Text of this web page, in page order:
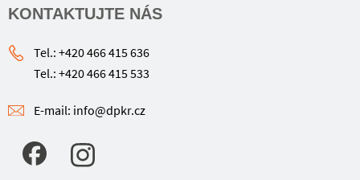
KONTAKTUJTE NÁS
Tel.: +420 466 415 636
Tel.: +420 466 415 533
E-mail: info@dpkr.cz